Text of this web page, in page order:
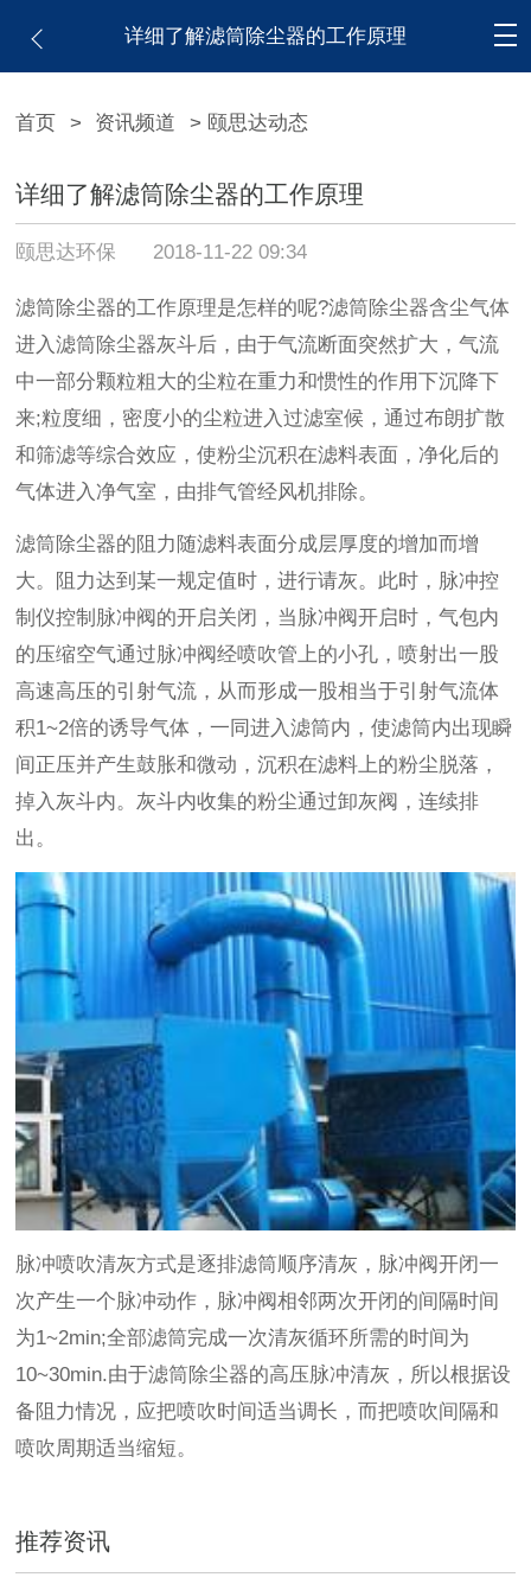
详细了解滤筒除尘器的工作原理
首页 > 资讯频道 > 颐思达动态
详细了解滤筒除尘器的工作原理
颐思达环保 2018-11-22 09:34
滤筒除尘器的工作原理是怎样的呢?滤筒除尘器含尘气体
进入滤筒除尘器灰斗后，由于气流断面突然扩大，气流
中一部分颗粒粗大的尘粒在重力和惯性的作用下沉降下
来;粒度细，密度小的尘粒进入过滤室候，通过布朗扩散
和筛滤等综合效应，使粉尘沉积在滤料表面，净化后的
气体进入净气室，由排气管经风机排除。
滤筒除尘器的阻力随滤料表面分成层厚度的增加而增
大。阻力达到某一规定值时，进行请灰。此时，脉冲控
制仪控制脉冲阀的开启关闭，当脉冲阀开启时，气包内
的压缩空气通过脉冲阀经喷吹管上的小孔，喷射出一股
高速高压的引射气流，从而形成一股相当于引射气流体
积1~2倍的诱导气体，一同进入滤筒内，使滤筒内出现瞬
间正压并产生鼓胀和微动，沉积在滤料上的粉尘脱落，
掉入灰斗内。灰斗内收集的粉尘通过卸灰阀，连续排
出。
脉冲喷吹清灰方式是逐排滤筒顺序清灰，脉冲阀开闭一
次产生一个脉冲动作，脉冲阀相邻两次开闭的间隔时间
为1~2min;全部滤筒完成一次清灰循环所需的时间为
10~30min.由于滤筒除尘器的高压脉冲清灰，所以根据设
备阻力情况，应把喷吹时间适当调长，而把喷吹间隔和
喷吹周期适当缩短。
推荐资讯